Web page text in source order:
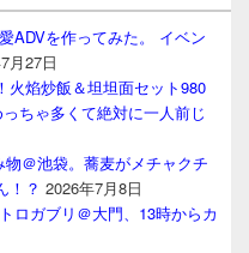
ADVを作ってみた。 イベン
月27日
火焰炒飯＆坦坦面セット980
ちゃ多くて絶対に一人前じ
＠池袋。蕎麦がメチャクチ
！？ 2026年7月8日
ロガブリ＠大門、13時からカ